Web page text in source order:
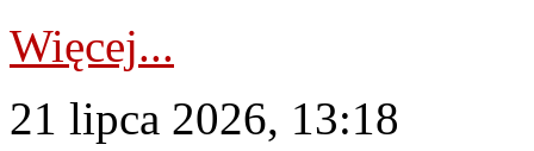
Więcej...
21 lipca 2026, 13:18